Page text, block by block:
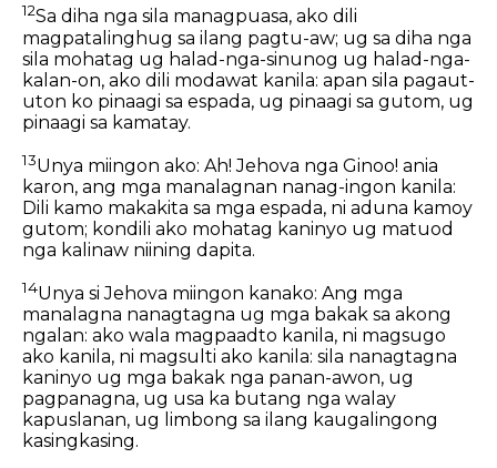
12Sa diha nga sila managpuasa, ako dili
magpatalinghug sa ilang pagtu-aw; ug sa diha nga
sila mohatag ug halad-nga-sinunog ug halad-nga-
kalan-on, ako dili modawat kanila: apan sila pagaut-
uton ko pinaagi sa espada, ug pinaagi sa gutom, ug
pinaagi sa kamatay.
13Unya miingon ako: Ah! Jehova nga Ginoo! ania
karon, ang mga manalagnan nanag-ingon kanila:
Dili kamo makakita sa mga espada, ni aduna kamoy
gutom; kondili ako mohatag kaninyo ug matuod
nga kalinaw niining dapita.
14Unya si Jehova miingon kanako: Ang mga
manalagna nanagtagna ug mga bakak sa akong
ngalan: ako wala magpaadto kanila, ni magsugo
ako kanila, ni magsulti ako kanila: sila nanagtagna
kaninyo ug mga bakak nga panan-awon, ug
pagpanagna, ug usa ka butang nga walay
kapuslanan, ug limbong sa ilang kaugalingong
kasingkasing.